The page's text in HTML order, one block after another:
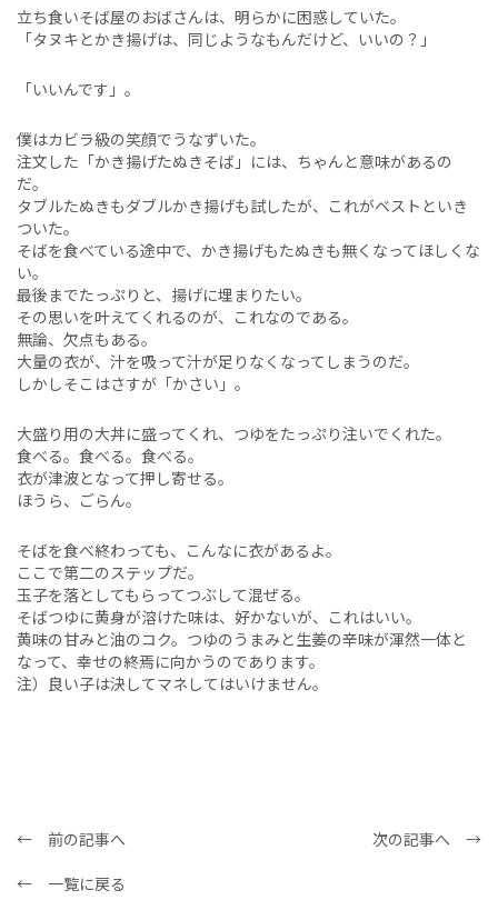
立ち食いそば屋のおばさんは、明らかに困惑していた。
「タヌキとかき揚げは、同じようなもんだけど、いいの？」
「いいんです」。
僕はカビラ級の笑顔でうなずいた。
注文した「かき揚げたぬきそば」には、ちゃんと意味があるの
だ。
タブルたぬきもダブルかき揚げも試したが、これがベストといき
ついた。
そばを食べている途中で、かき揚げもたぬきも無くなってほしくな
い。
最後までたっぷりと、揚げに埋まりたい。
その思いを叶えてくれるのが、これなのである。
無論、欠点もある。
大量の衣が、汁を吸って汁が足りなくなってしまうのだ。
しかしそこはさすが「かさい」。
大盛り用の大丼に盛ってくれ、つゆをたっぷり注いでくれた。
食べる。食べる。食べる。
衣が津波となって押し寄せる。
ほうら、ごらん。
そばを食べ終わっても、こんなに衣があるよ。
ここで第二のステップだ。
玉子を落としてもらってつぶして混ぜる。
そばつゆに黄身が溶けた味は、好かないが、これはいい。
黄味の甘みと油のコク。つゆのうまみと生姜の辛味が渾然一体と
なって、幸せの終焉に向かうのであります。
注）良い子は決してマネしてはいけません。
← 前の記事へ
次の記事へ →
← 一覧に戻る